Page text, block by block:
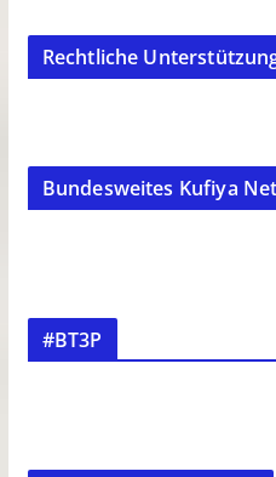
Rechtliche
Bundesweites Kufiya
#BT3P